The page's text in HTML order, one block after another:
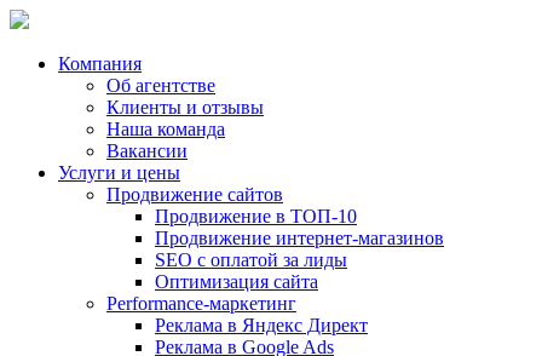
Компания
Об агентстве
Клиенты и отзывы
Наша команда
Вакансии
Услуги и цены
Продвижение сайтов
Продвижение в ТОП-10
Продвижение интернет-магазинов
SEO с оплатой за лиды
Оптимизация сайта
Performance-маркетинг
Реклама в Яндекс Директ
Реклама в Google Ads